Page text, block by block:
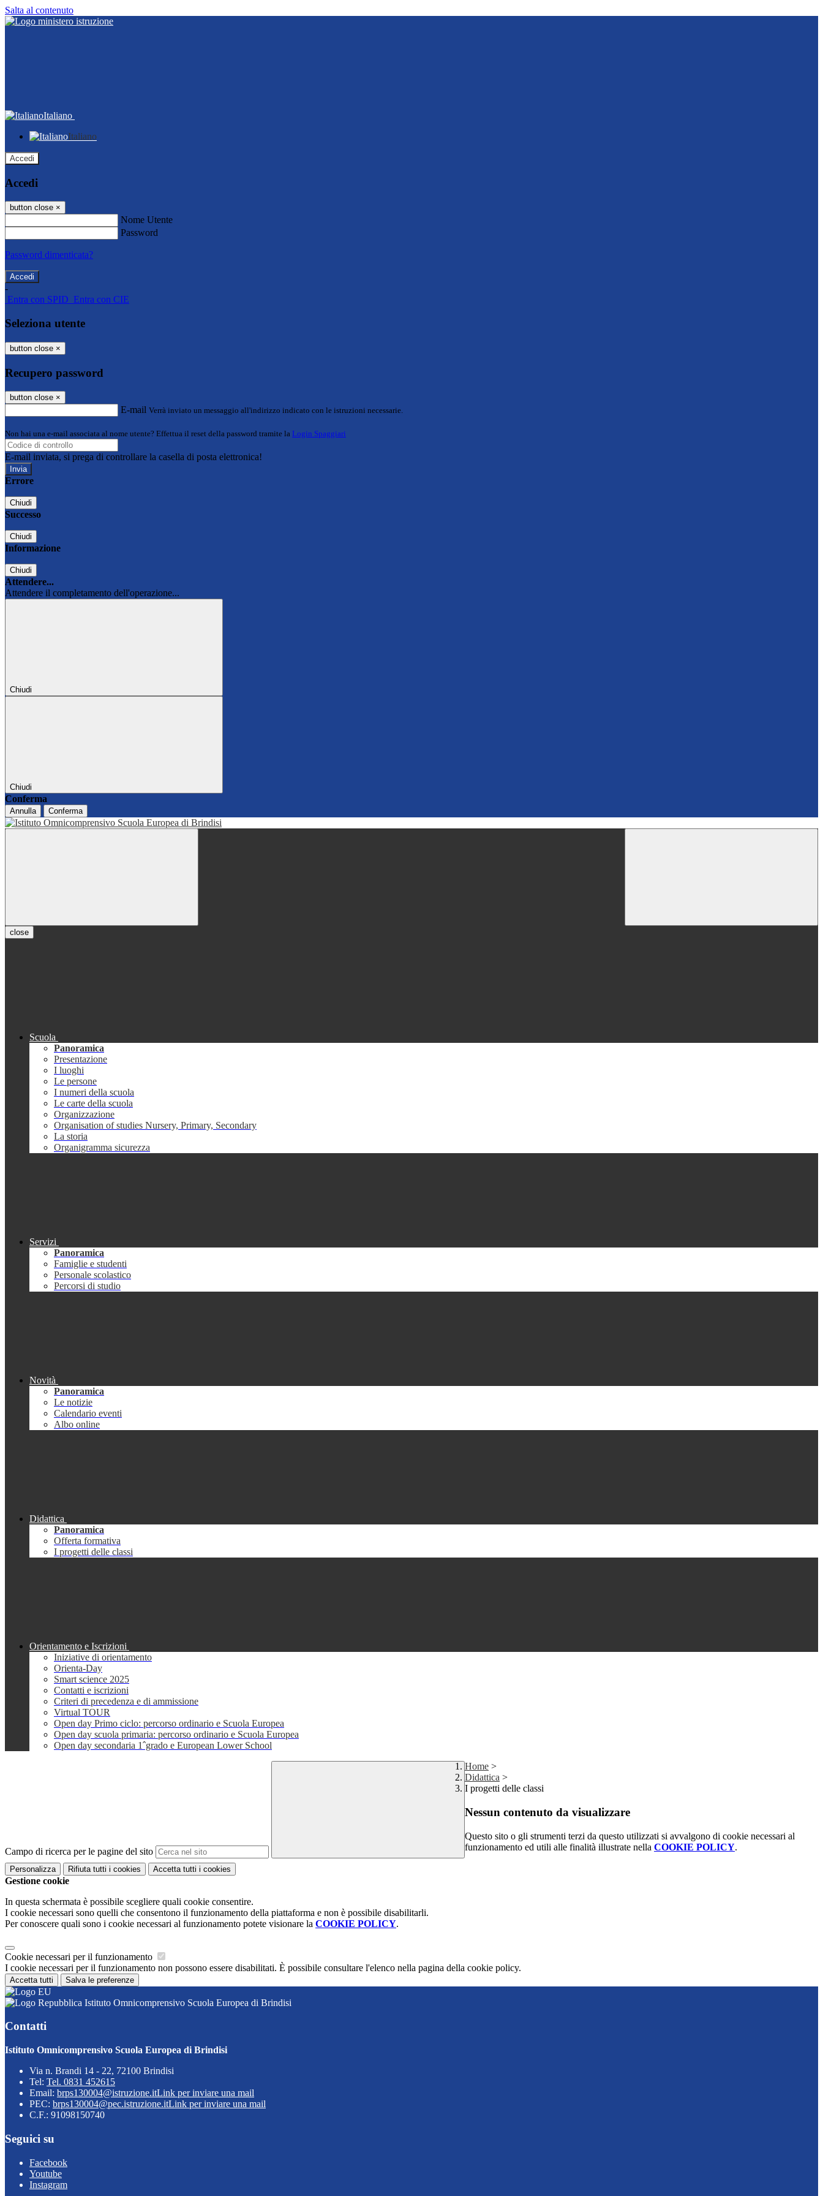
Salta al contenuto
Italiano
Italiano
Accedi
Accedi
button close ×
Nome Utente
Password
Password dimenticata?
-
Entra con SPID Entra con CIE
Seleziona utente
button close ×
Recupero password
button close ×
E-mail Verrà inviato un messaggio all'indirizzo indicato con le istruzioni necessarie.
Non hai una e-mail associata al nome utente? Effettua il reset della password tramite la Login Spaggiari
E-mail inviata, si prega di controllare la casella di posta elettronica!
Errore
Chiudi
Successo
Chiudi
Informazione
Chiudi
Attendere...
Attendere il completamento dell'operazione...
Chiudi
Chiudi
Conferma
Annulla Conferma
close
Scuola
Panoramica
Presentazione
I luoghi
Le persone
I numeri della scuola
Le carte della scuola
Organizzazione
Organisation of studies Nursery, Primary, Secondary
La storia
Organigramma sicurezza
Servizi
Panoramica
Famiglie e studenti
Personale scolastico
Percorsi di studio
Novità
Panoramica
Le notizie
Calendario eventi
Albo online
Didattica
Panoramica
Offerta formativa
I progetti delle classi
Orientamento e Iscrizioni
Iniziative di orientamento
Orienta-Day
Smart science 2025
Contatti e iscrizioni
Criteri di precedenza e di ammissione
Virtual TOUR
Open day Primo ciclo: percorso ordinario e Scuola Europea
Open day scuola primaria: percorso ordinario e Scuola Europea
Open day secondaria 1ˆgrado e European Lower School
Campo di ricerca per le pagine del sito
Home >
Didattica >
I progetti delle classi
Nessun contenuto da visualizzare
Questo sito o gli strumenti terzi da questo utilizzati si avvalgono di cookie necessari al
funzionamento ed utili alle finalità illustrate nella COOKIE POLICY.
Personalizza Rifiuta tutti i cookies Accetta tutti i cookies
Gestione cookie
In questa schermata è possibile scegliere quali cookie consentire.
I cookie necessari sono quelli che consentono il funzionamento della piattaforma e non è possibile disabilitarli.
Per conoscere quali sono i cookie necessari al funzionamento potete visionare la COOKIE POLICY.
Cookie necessari per il funzionamento
I cookie necessari per il funzionamento non possono essere disabilitati. È possibile consultare l'elenco nella pagina della cookie policy.
Accetta tutti Salva le preferenze
Istituto Omnicomprensivo Scuola Europea di Brindisi
Contatti
Istituto Omnicomprensivo Scuola Europea di Brindisi
Via n. Brandi 14 - 22, 72100 Brindisi
Tel: Tel. 0831 452615
Email: brps130004@istruzione.itLink per inviare una mail
PEC: brps130004@pec.istruzione.itLink per inviare una mail
C.F.: 91098150740
Seguici su
Facebook
Youtube
Instagram